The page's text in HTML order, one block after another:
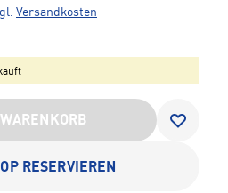
Versandkosten
RESERVIEREN